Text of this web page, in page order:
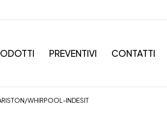
PREVENTIVI CONTATTI
WHIRPOOL-INDESIT